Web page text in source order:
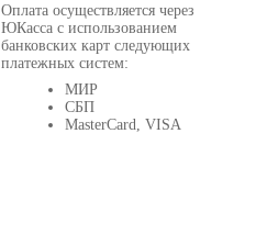
Оплата осуществляется через
ЮКасса с использованием
банковских карт следующих
платежных систем:
МИР
СБП
MasterCard, VISA